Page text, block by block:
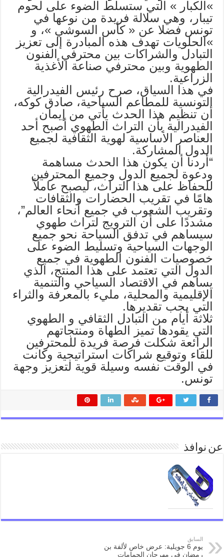
»الكبار » التي ستسلط الضوء على لحوم
تيبار، وهي سلالة فريدة من نوعها في
تونس فضلا عن « كأس السوشي »، و
»الحلويات تهدف هذه المبادرة إلى تعزيز
التبادل والشراكات بين محترفي الفنون
الطهوية وبين محترفي صناعة الأغذية
الزراعية.
في هذا السياق، صرح رئيس الفيدرالية
التونسية للمطاعم السياحية، صادق كوكه،
أن تنظيم هذا الحدث يأتي من إيمان
الفيدرالية بأن التراث الطهوي أصبح أحد
العناصر الأساسية لهوية الثقافية لجميع
الدول المشاركة.
“أردنا أن يكون هذا الحدث مساهمة
ودعوة لجميع الدول وجميع المحترفين
للحفاظ على هذا التراث، ليصبح عاملاً
هامًا في تقريب الحضارات والثقافات
وتقريب الشعوب في جميع أنحاء العالم”،
مشددًا على أن الترويج لتراث طهوي
سيساهم في تدفق السياحة نحو جميع
الوجهات السياحية وتسليط الضوء على
خصوصيات الفنون الطهوية في جميع
الدول التي تعتمد على هذا المنتج، الذي
يساهم في الاقتصاد السياحي والتنمية
الإقليمية والمحلية، مليء بالمعرفة والثراء
التي يجب تقديرها.
ثلاثة أيام من التبادل الثقافي و الطهوي
التي يقودها تميز الطهاة ومنتجاتهم
الرائعة شكلت فرصة فريدة للمحترفين
للقاء وتوقيع شراكات استراتيجية وكانت
في الوقت نفسه وسيلة قوية لتعزيز وجهة
تونس.
عن نوافذ
السابق
يوم 6 جويلية: عرض خاص لألفة بن
رمضان في مهرجان الحمامات